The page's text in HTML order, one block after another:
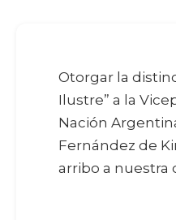
Otorgar la
Ilustre” a la
Nación
Fernández de
arribo a nuestra